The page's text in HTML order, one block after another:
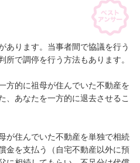
あります。当事者間で協議を行う
所で調停を行う方法もあります。
方的に祖母が住んでいた不動産を
、あなたを一方的に退去させるこ
が住んでいた不動産を単独で相続
金を支払う（自宅不動産以外に預